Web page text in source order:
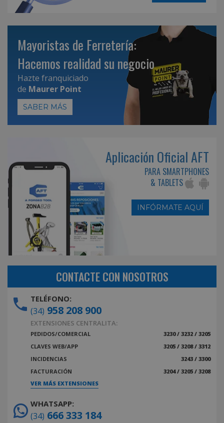
Mayoristas de Ferretería:
Hacemos realidad su negocio
Hazte franquiciado
de Maurer Point
SABER MÁS
Aplicación Oficial AFT
PARA SMARTPHONES
& TABLETS
INFÓRMATE AQUÍ
CONTACTE CON NOSOTROS
TELÉFONO:
(34) 958 208 900
EXTENSIONES CENTRALITA:
PEDIDOS/COMERCIAL
3230 / 3232 / 3205
CLAVES WEB/APP
3205 / 3208 / 3312
INCIDENCIAS
3243 / 3300
FACTURACIÓN
3204 / 3205 / 3208
VER MÁS EXTENSIONES
WHATSAPP:
(34) 666 333 184